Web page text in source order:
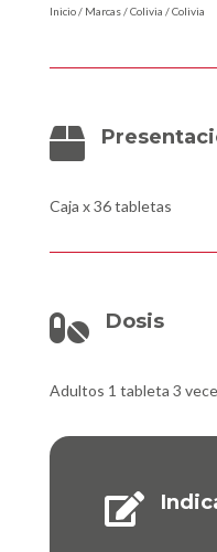
Inicio/ Marcas/Colivia / Colivia

Caja x 36 tabletas
 Dosis
Adultos 1 tableta 3
